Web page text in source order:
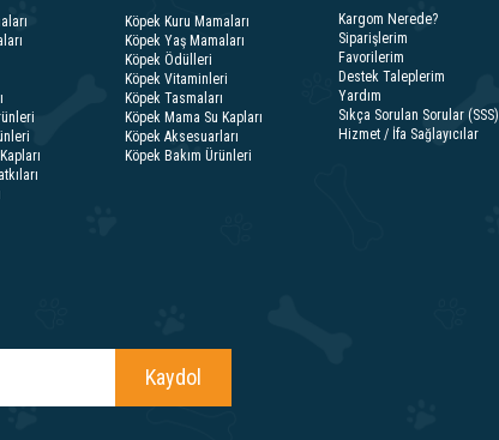
Köpek Kuru Mamaları
Köpek Yaş Mamaları
Köpek Ödülleri
Köpek Vitaminleri
Köpek Tasmaları
Köpek Mama Su Kapları
Köpek Aksesuarları
Köpek Bakım Ürünleri
Kargom Nerede?
Siparişlerim
Favorilerim
Destek Taleplerim
Yardım
Sıkça Sorulan Sorular (SSS)
Hizmet / İfa Sağlayıcılar
Kaydol